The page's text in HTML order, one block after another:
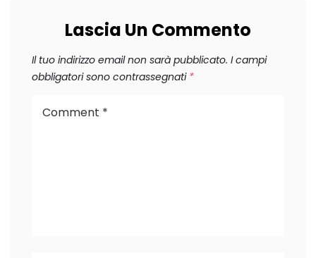
Lascia Un Commento
Il tuo indirizzo email non sarà pubblicato. I campi
obbligatori sono contrassegnati *